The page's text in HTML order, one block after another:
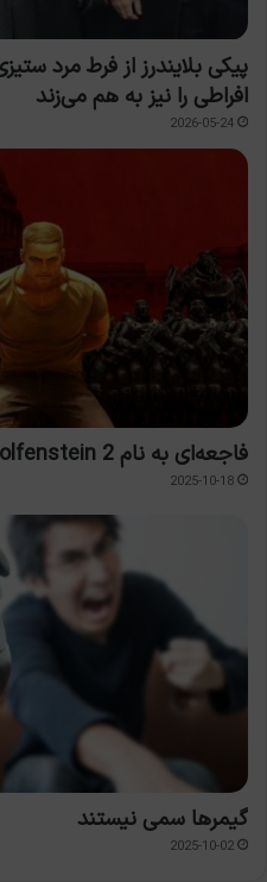
پیکی بلایندرز از فرط مرد
افراطی را نیز به هم می‌زند
2026-05-24
فاجعه‌ای به نام Wolfenstein 2 قسمت اول
2025-10-18
گیمرها سمی نیستند
2025-10-02